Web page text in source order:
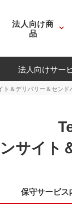
法人向け商
品
法人向けサー
ト＆デリバリー＆センド
サイト
保守サービス